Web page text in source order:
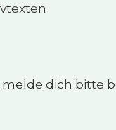
dich bitte